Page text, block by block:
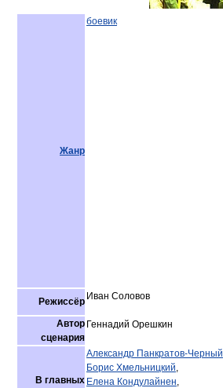
Жанр
боевик
Режиссёр Иван Соловов
Автор
сценария
Геннадий Орешкин
В главных
Александр Панкратов-Черный
Борис Хмельницкий,
Елена Кондулайнен,